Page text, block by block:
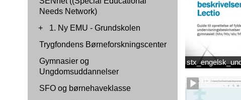
Needs Network)
+
1. Ny EMU - Grundskolen
Trygfondens Børneforskningscenter
Gymnasier og
Ungdomsuddannelser
SFO og børnehaveklasse